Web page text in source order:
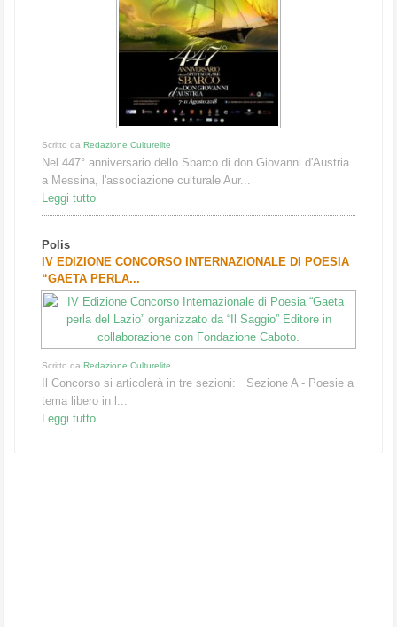
Scritto da Redazione Culturelite
Nel 447° anniversario dello Sbarco di don Giovanni d'Austria
a Messina, l'associazione culturale Aur...
Leggi tutto
Polis
IV EDIZIONE CONCORSO INTERNAZIONALE DI POESIA
“GAETA PERLA...
Scritto da Redazione Culturelite
Il Concorso si articolerà in tre sezioni: Sezione A - Poesie a
tema libero in l...
Leggi tutto